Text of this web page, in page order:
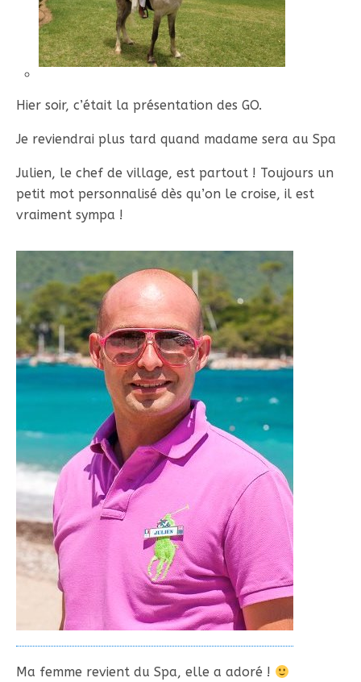
Hier soir, c’était la présentation des GO.
Je reviendrai plus tard quand madame sera au Spa
Julien, le chef de village, est partout ! Toujours un
petit mot personnalisé dès qu’on le croise, il est
vraiment sympa !
Ma femme revient du Spa, elle a adoré !